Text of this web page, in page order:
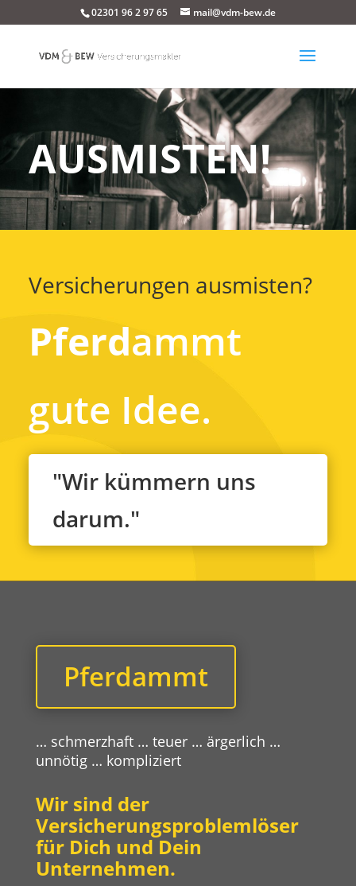
02301 96 2 97 65 mail@vdm-bew.de
AUSMISTEN!
Versicherungen ausmisten?
Pferdammt
gute Idee.
"Wir kümmern uns
darum."
Pferdammt
… schmerzhaft … teuer … ärgerlich …
unnötig … kompliziert
Wir sind der
Versicherungsproblemlöser
für Dich und Dein
Unternehmen.